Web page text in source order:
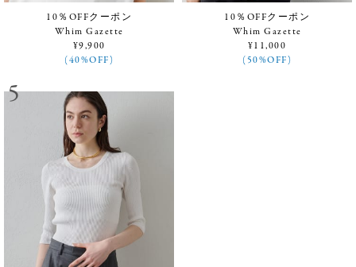
10％OFFクーポン
Whim Gazette
¥9,900
(40%OFF)
10％OFFクーポン
Whim Gazette
¥11,000
(50%OFF)